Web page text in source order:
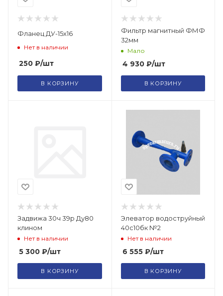
Фланец ДУ-15х16
Нет в наличии
250 ₽/шт
В КОРЗИНУ
Фильтр магнитный ФМФ
32мм
Мало
4 930₽/шт
В КОРЗИНУ
Задвижа 30ч 39р Ду80
клином
Нет в наличии
5 300 ₽/шт
В КОРЗИНУ
Элеватор водоструйный
40с10бк №2
Нет в наличии
6 555₽/шт
В КОРЗИНУ